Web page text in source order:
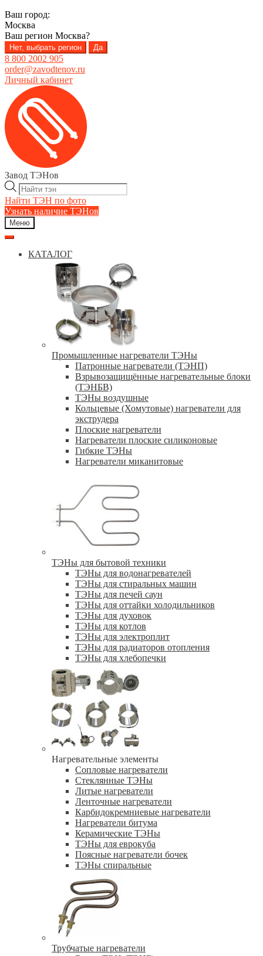
Ваш город:
Москва
Ваш регион Москва?
Нет, выбрать регион Да
8 800 2002 905
order@zavodtenov.ru
Личный кабинет
Перейти
навигации
Перейти
содержимому
Завод ТЭНов
Поиск
товаров
Найти ТЭН по фото
Узнать наличие ТЭНов
Меню
КАТАЛОГ
Промышленные нагреватели ТЭНы
Патронные нагреватели (ТЭНП)
Взрывозащищённые нагревательные блоки
(ТЭНБВ)
ТЭНы воздушные
Кольцевые (Хомутовые) нагреватели для
экструдера
Плоские нагреватели
Нагреватели плоские силиконовые
Гибкие ТЭНы
Нагреватели миканитовые
ТЭНы для бытовой техники
ТЭНы для водонагревателей
ТЭНы для стиральных машин
ТЭНы для печей саун
ТЭНы для оттайки холодильников
ТЭНы для духовок
ТЭНы для котлов
ТЭНы для электроплит
ТЭНы для радиаторов отопления
ТЭНы для хлебопечки
Нагревательные элементы
Сопловые нагреватели
Стеклянные ТЭНы
Литые нагреватели
Ленточные нагреватели
Карбидокремниевые нагреватели
Нагреватели битума
Керамические ТЭНы
ТЭНы для еврокуба
Поясные нагреватели бочек
ТЭНы спиральные
Трубчатые нагреватели